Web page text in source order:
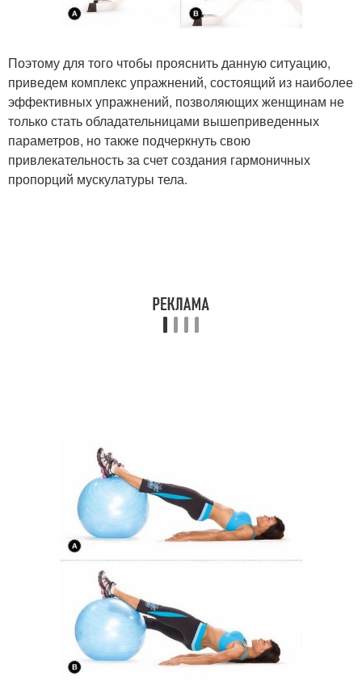
Поэтому для того чтобы прояснить данную ситуацию,
приведем комплекс упражнений, состоящий из наиболее
эффективных упражнений, позволяющих женщинам не
только стать обладательницами вышеприведенных
параметров, но также подчеркнуть свою
привлекательность за счет создания гармоничных
пропорций мускулатуры тела.